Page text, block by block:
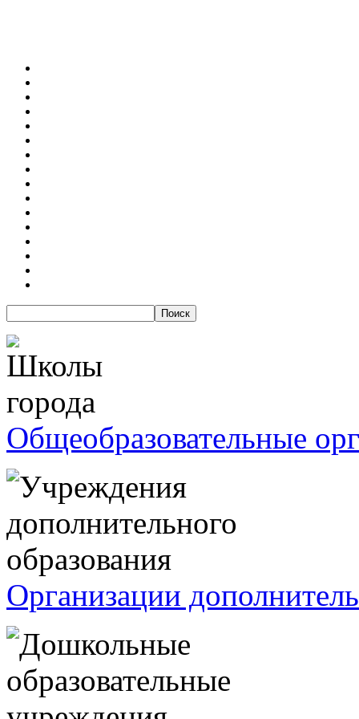
Общеобразовательные
Организации